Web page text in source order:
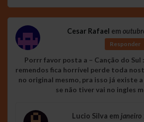
Cesar Rafael em
Responder
Porrr favor posta a – Canção do Sul
remendos fica horrível perde toda
no original mesmo, pra isso já existe
se não tiver vai no ingles
Lucio Silva em janeiro